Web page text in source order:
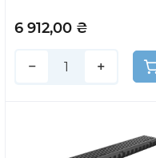
6 912,00 ₴
− +